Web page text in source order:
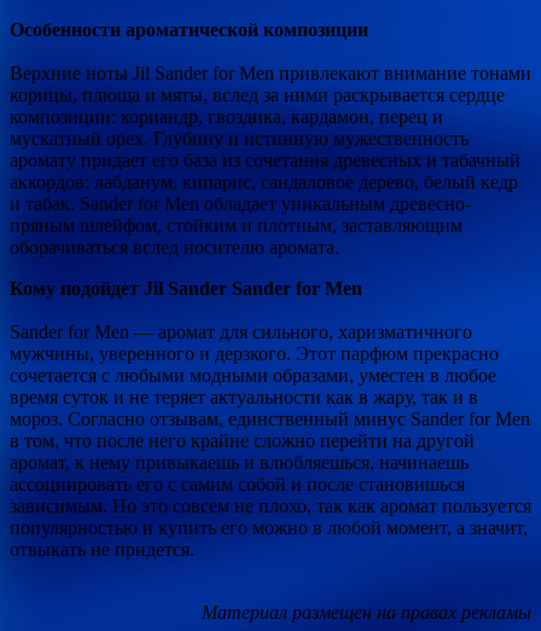
Особенности ароматической композиции
Верхние ноты Jil Sander for Men привлекают внимание тонами
корицы, плюща и мяты, вслед за ними раскрывается сердце
композиции: кориандр, гвоздика, кардамон, перец и
мускатный орех. Глубину и истинную мужественность
аромату придает его база из сочетания древесных и табачный
аккордов: лабданум, кипарис, сандаловое дерево, белый кедр
и табак. Sander for Men обладает уникальным древесно-
пряным шлейфом, стойким и плотным, заставляющим
оборачиваться вслед носителю аромата.
Кому подойдет Jil Sander Sander for Men
Sander for Men — аромат для сильного, харизматичного
мужчины, уверенного и дерзкого. Этот парфюм прекрасно
сочетается с любыми модными образами, уместен в любое
время суток и не теряет актуальности как в жару, так и в
мороз. Согласно отзывам, единственный минус Sander for Men
в том, что после него крайне сложно перейти на другой
аромат, к нему привыкаешь и влюбляешься, начинаешь
ассоциировать его с самим собой и после становишься
зависимым. Но это совсем не плохо, так как аромат пользуется
популярностью и купить его можно в любой момент, а значит,
отвыкать не придется.
Материал размещен на правах рекламы